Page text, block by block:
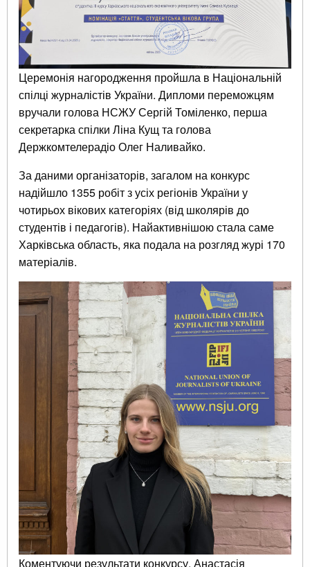
Церемонія нагородження пройшла в Національній
спілці журналістів України. Дипломи переможцям
вручали голова НСЖУ Сергій Томіленко, перша
секретарка спілки Ліна Кущ та голова
Держкомтелерадіо Олег Наливайко.
За даними організаторів, загалом на конкурс
надійшло 1355 робіт з усіх регіонів України у
чотирьох вікових категоріях (від школярів до
студентів і педагогів). Найактивнішою стала саме
Харківська область, яка подала на розгляд журі 170
матеріалів.
Коментуючи результати конкурсу, Анастасія